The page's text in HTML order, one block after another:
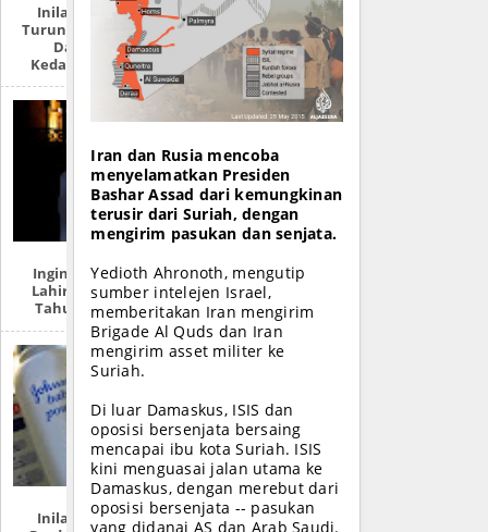
Inilah Tempat
Turunnya Nabi Isa
Dan 7 Ciri
Kedatangannya
Ingin Tahu Hari
Lahirmu Dalam
Tahun Hijriah?
Inilah Produk-
Iran dan Rusia mencoba
menyelamatkan Presiden
Bashar Assad dari kemungkinan
terusir dari Suriah, dengan
mengirim pasukan dan senjata.
Yedioth Ahronoth, mengutip
sumber intelejen Israel,
memberitakan Iran mengirim
Brigade Al Quds dan Iran
mengirim asset militer ke
Suriah.
Di luar Damaskus, ISIS dan
oposisi bersenjata bersaing
mencapai ibu kota Suriah. ISIS
kini menguasai jalan utama ke
Damaskus, dengan merebut dari
oposisi bersenjata -- pasukan
yang didanai AS dan Arab Saudi.